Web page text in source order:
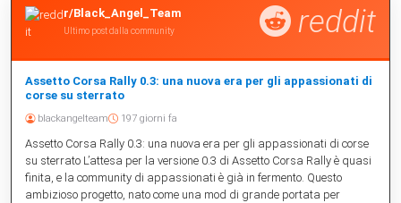
r/Black_Angel_Team
Ultimo post dalla community reddit
Assetto Corsa Rally 0.3: una nuova era per gli appassionati di
corse su sterrato
blackangelteam 197 giorni fa
Assetto Corsa Rally 0.3: una nuova era per gli appassionati di corse
su sterrato L’attesa per la versione 0.3 di Assetto Corsa Rally è quasi
finita, e la community di appassionati è già in fermento. Questo
ambizioso progetto, nato come una mod di grande portata per